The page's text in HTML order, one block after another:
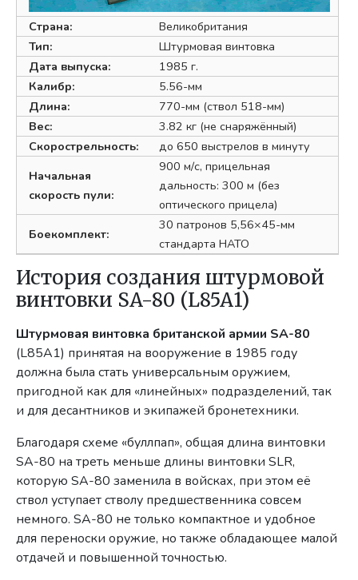
Страна:
Великобритания
Тип:
Штурмовая винтовка
Дата выпуска:
1985 г.
Калибр:
5.56-мм
Длина:
770-мм (ствол 518-мм)
Вес:
3.82 кг (не снаряжённый)
Скорострельность:
до 650 выстрелов в минуту
Начальная
скорость пули:
900 м/с, прицельная
дальность: 300 м (без
оптического прицела)
Боекомплект:
30 патронов 5,56×45-мм
стандарта НАТО
История создания штурмовой
винтовки SA-80 (L85A1)
Штурмовая винтовка британской армии SA-80
(L85A1) принятая на вооружение в 1985 году
должна была стать универсальным оружием,
пригодной как для «линейных» подразделений, так
и для десантников и экипажей бронетехники.
Благодаря схеме «буллпап», общая длина винтовки
SA-80 на треть меньше длины винтовки SLR,
которую SA-80 заменила в войсках, при этом её
ствол уступает стволу предшественника совсем
немного. SA-80 не только компактное и удобное
для переноски оружие, но также обладающее малой
отдачей и повышенной точностью.